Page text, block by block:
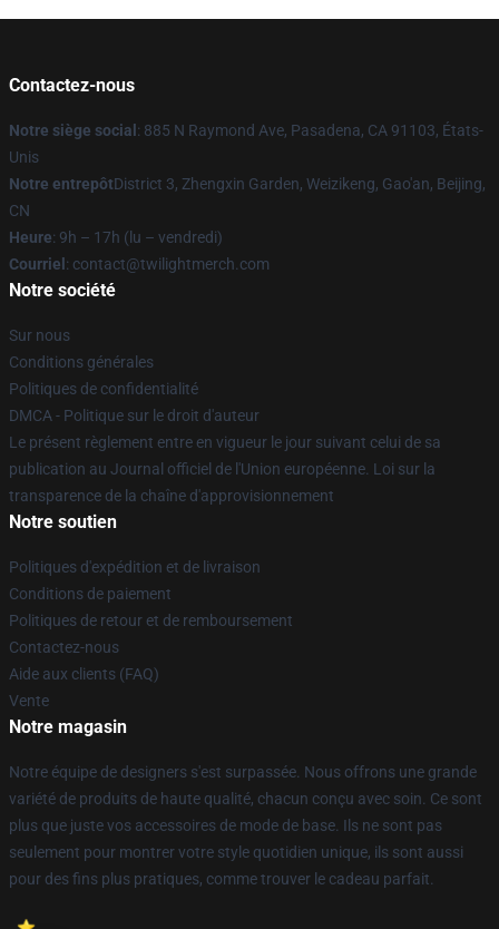
Contactez-nous
Notre siège social : 885 N Raymond Ave, Pasadena, CA 91103, États-
Unis
Notre entrepôtDistrict 3, Zhengxin Garden, Weizikeng, Gao'an, Beijing,
CN
Heure: 9h – 17h (lu – vendredi)
Courriel : contact@twilightmerch.com
Notre société
Sur nous
Conditions générales
Politiques de confidentialité
DMCA - Politique sur le droit d'auteur
Le présent règlement entre en vigueur le jour suivant celui de sa
publication au Journal officiel de l'Union européenne. Loi sur la
transparence de la chaîne d'approvisionnement
Notre soutien
Politiques d'expédition et de livraison
Conditions de paiement
Politiques de retour et de remboursement
Contactez-nous
Aide aux clients (FAQ)
Vente
Notre magasin
Notre équipe de designers s'est surpassée. Nous offrons une grande
variété de produits de haute qualité, chacun conçu avec soin. Ce sont
plus que juste vos accessoires de mode de base. Ils ne sont pas
seulement pour montrer votre style quotidien unique, ils sont aussi
pour des fins plus pratiques, comme trouver le cadeau parfait.